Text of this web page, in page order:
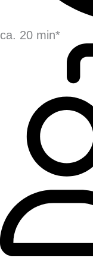
ca. 20 min*